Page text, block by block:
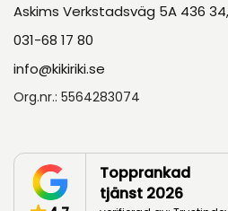
Askims Verkstadsväg 5A 436
031-68 17 80
info@kikiriki.se
Org.nr.: 5564283074
Topprankad
tjänst 2026